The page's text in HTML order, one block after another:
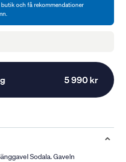
och få rekommendationer
5 990 kr
Sodala. Gaveln